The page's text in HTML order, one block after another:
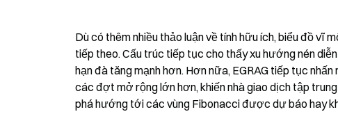
Dù có thêm nhiều thảo luận về tính hữu ích, biểu đồ vĩ
tiếp theo. Cấu trúc tiếp tục cho thấy xu hướng nén
hạn đà tăng mạnh hơn. Hơn nữa, EGRAG tiếp tục
các đợt mở rộng lớn hơn, khiến nhà giao dịch tập
phá hướng tới các vùng Fibonacci được dự báo hay